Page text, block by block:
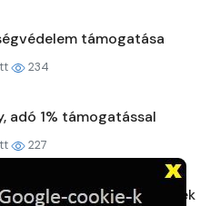
támogatása
234
adó 1% támogatással
227
Adó 1% gyermekek